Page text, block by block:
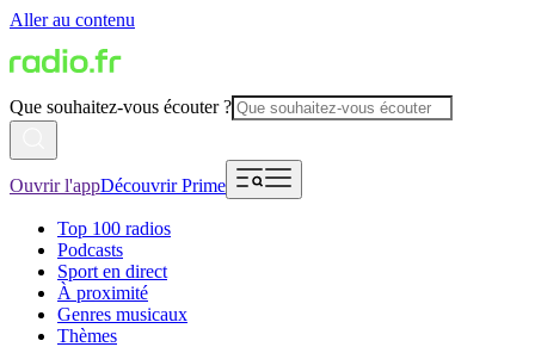
Aller au contenu
Que souhaitez-vous écouter ?
Ouvrir l'appDécouvrir Prime
Top 100 radios
Podcasts
Sport en direct
À proximité
Genres musicaux
Thèmes